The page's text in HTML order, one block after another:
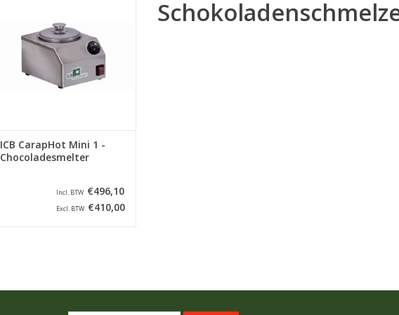
ICB CarapHot Mini 1 -
Chocoladesmelter
Incl. BTW €496,10
Excl. BTW €410,00